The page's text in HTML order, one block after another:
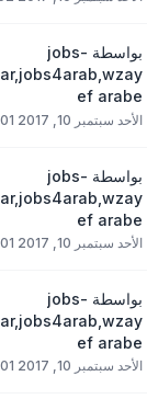
بواسطة jobs-
ef arabe
الأحد سبتمبر 10, 2017 9:01 am
بواسطة jobs-
ef arabe
الأحد سبتمبر 10, 2017 9:01 am
بواسطة jobs-
ef arabe
الأحد سبتمبر 10, 2017 9:01 am